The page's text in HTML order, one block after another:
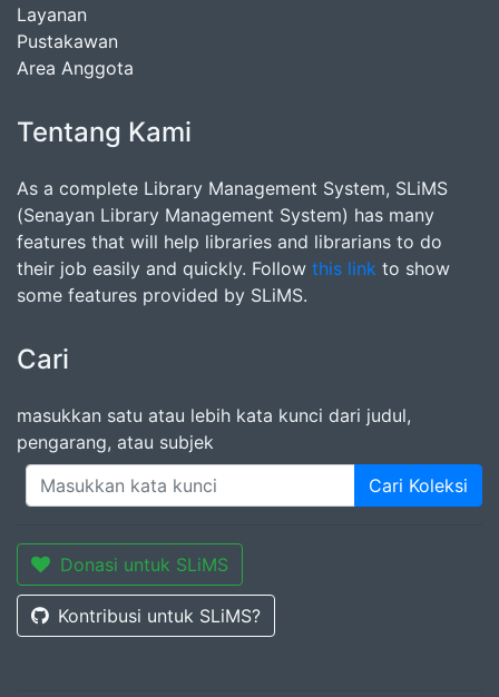
Layanan
Pustakawan
Area Anggota
Tentang Kami
As a complete Library Management System, SLiMS
(Senayan Library Management System) has many
features that will help libraries and librarians to do
their job easily and quickly. Follow this link to show
some features provided by SLiMS.
Cari
masukkan satu atau lebih kata kunci dari judul,
pengarang, atau subjek
Cari Koleksi
Donasi untuk SLiMS
Kontribusi untuk SLiMS?